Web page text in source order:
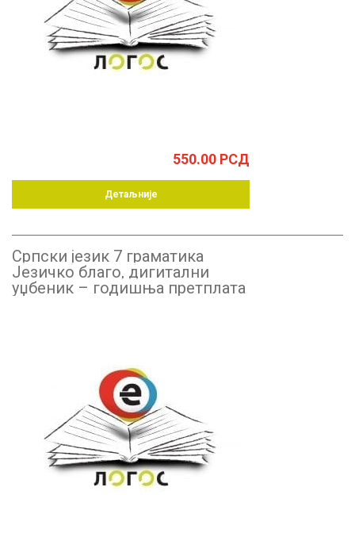
550.00 РСД
Детаљније
Српски језик 7 граматика
Језичко благо, дигитални
уџбеник – годишња претплата